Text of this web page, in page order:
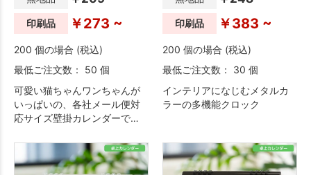
印刷品 ￥273 ~
200 個の場合 (税込)
最低ご注文数： 50 個
可愛い猫ちゃんワンちゃんが
いっぱいの、各社メール便対
応サイズ壁掛カレンダーで
印刷品 ￥383 ~
200 個の場合 (税込)
最低ご注文数： 30 個
インテリアになじむメタルカ
ラーの多機能クロック